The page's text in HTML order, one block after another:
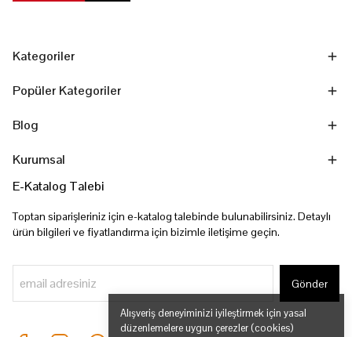
Alışveriş deneyiminizi iyileştirmek için yasal
düzenlemelere uygun çerezler (cookies)
Kategoriler
Popüler Kategoriler
Blog
Kurumsal
E-Katalog Talebi
Toptan siparişleriniz için e-katalog talebinde bulunabilirsiniz. Detaylı
ürün bilgileri ve fiyatlandırma için bizimle iletişime geçin.
Gönder